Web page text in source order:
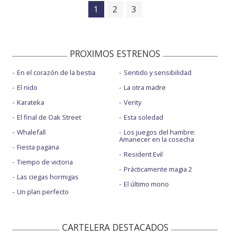
1 2 3
PROXIMOS ESTRENOS
En el corazón de la bestia
El nido
Karateka
El final de Oak Street
Whalefall
Fiesta pagäna
Tiempo de victoria
Las ciegas hormigas
Un plan perfecto
Sentido y sensibilidad
La otra madre
Verity
Esta soledad
Los juegos del hambre:
Amanecer en la cosecha
Resident Evil
Prácticamente magia 2
El último mono
CARTELERA DESTACADOS